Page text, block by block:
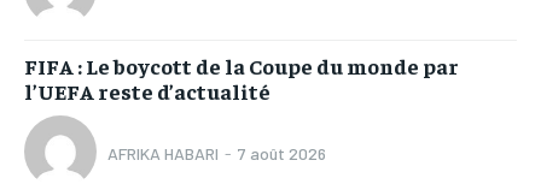
FIFA : Le boycott de la Coupe du monde par
l’UEFA reste d’actualité
AFRIKA HABARI - 7 août 2026